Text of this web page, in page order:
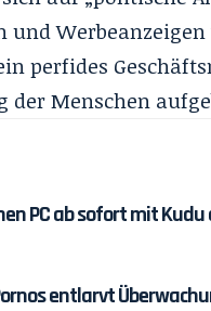
und
perfides
Menschen
PC ab sofort mit
entlarvt